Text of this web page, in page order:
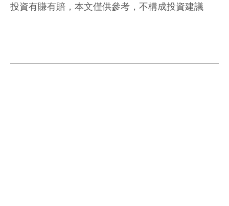
投資有賺有賠，本文僅供參考，不構成投資建議